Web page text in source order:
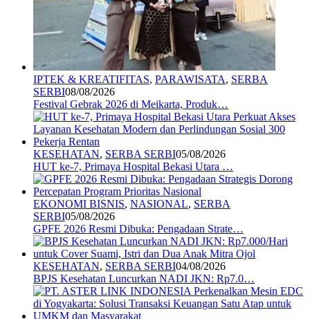
IPTEK & KREATIFITAS, PARAWISATA, SERBA
SERBI08/08/2026
Festival Gebrak 2026 di Meikarta, Produk…
KESEHATAN, SERBA SERBI05/08/2026
HUT ke-7, Primaya Hospital Bekasi Utara …
EKONOMI BISNIS, NASIONAL, SERBA
SERBI05/08/2026
GPFE 2026 Resmi Dibuka: Pengadaan Strate…
KESEHATAN, SERBA SERBI04/08/2026
BPJS Kesehatan Luncurkan NADI JKN: Rp7.0…